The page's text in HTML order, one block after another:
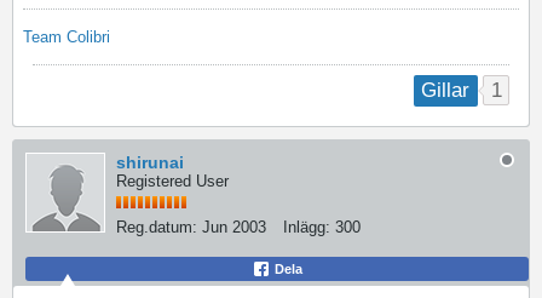
Team Colibri
Gillar 1
shirunai
Registered User
Reg.datum: Jun 2003 Inlägg: 300
Dela